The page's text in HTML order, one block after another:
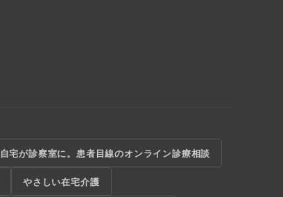
自宅が診察室に。患者目線のオンライン診療相談
やさしい在宅介護